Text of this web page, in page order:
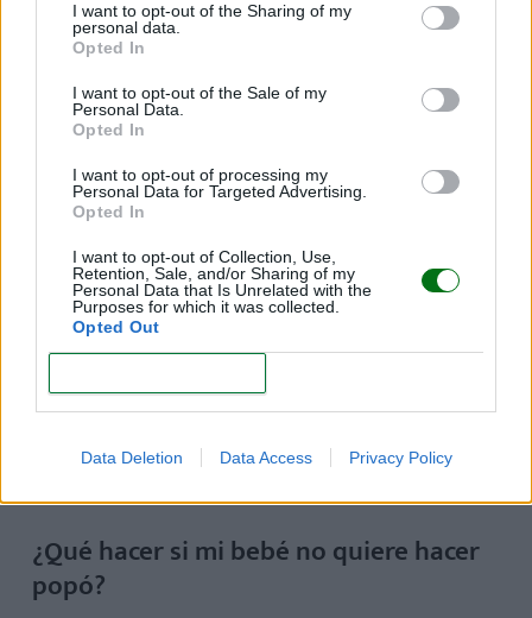
I want to opt-out of the Sharing of my
personal data.
Opted In
I want to opt-out of the Sale of my
Personal Data.
Opted In
I want to opt-out of processing my
Personal Data for Targeted Advertising.
Opted In
I want to opt-out of Collection, Use,
Retention, Sale, and/or Sharing of my
Personal Data that Is Unrelated with the
Purposes for which it was collected.
Opted Out
Data Deletion Data Access Privacy Policy
cambia por sí sola.
Problemas y preguntas frecuentes
relacionados con la popó del bebé
Mi bebé se tira muchos gases pero no
hace popó
Ladificultad para hacer popóes frecuente en
bebés pequeños.
masajes abdominales o la estimulación anal
¿Qué hacer si mi bebé no quiere hacer
popó?